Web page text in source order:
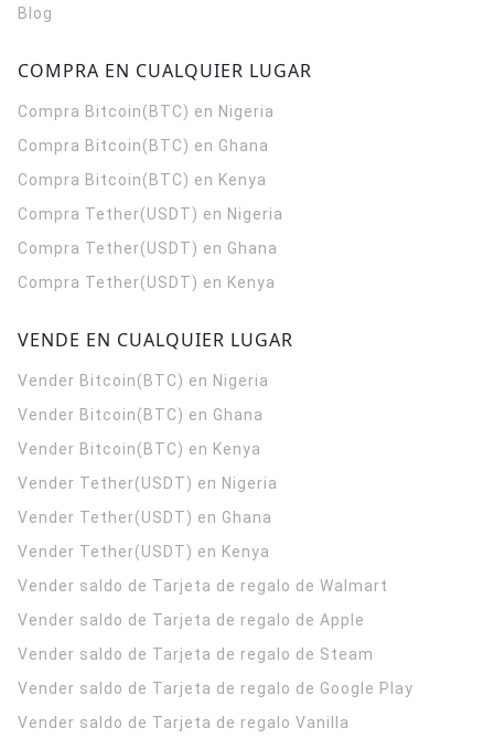
Blog
COMPRA EN CUALQUIER LUGAR
Compra Bitcoin(BTC) en Nigeria
Compra Bitcoin(BTC) en Ghana
Compra Bitcoin(BTC) en Kenya
Compra Tether(USDT) en Nigeria
Compra Tether(USDT) en Ghana
Compra Tether(USDT) en Kenya
VENDE EN CUALQUIER LUGAR
Vender Bitcoin(BTC) en Nigeria
Vender Bitcoin(BTC) en Ghana
Vender Bitcoin(BTC) en Kenya
Vender Tether(USDT) en Nigeria
Vender Tether(USDT) en Ghana
Vender Tether(USDT) en Kenya
Vender saldo de Tarjeta de regalo de Walmart
Vender saldo de Tarjeta de regalo de Apple
Vender saldo de Tarjeta de regalo de Steam
Vender saldo de Tarjeta de regalo de Google Play
Vender saldo de Tarjeta de regalo Vanilla